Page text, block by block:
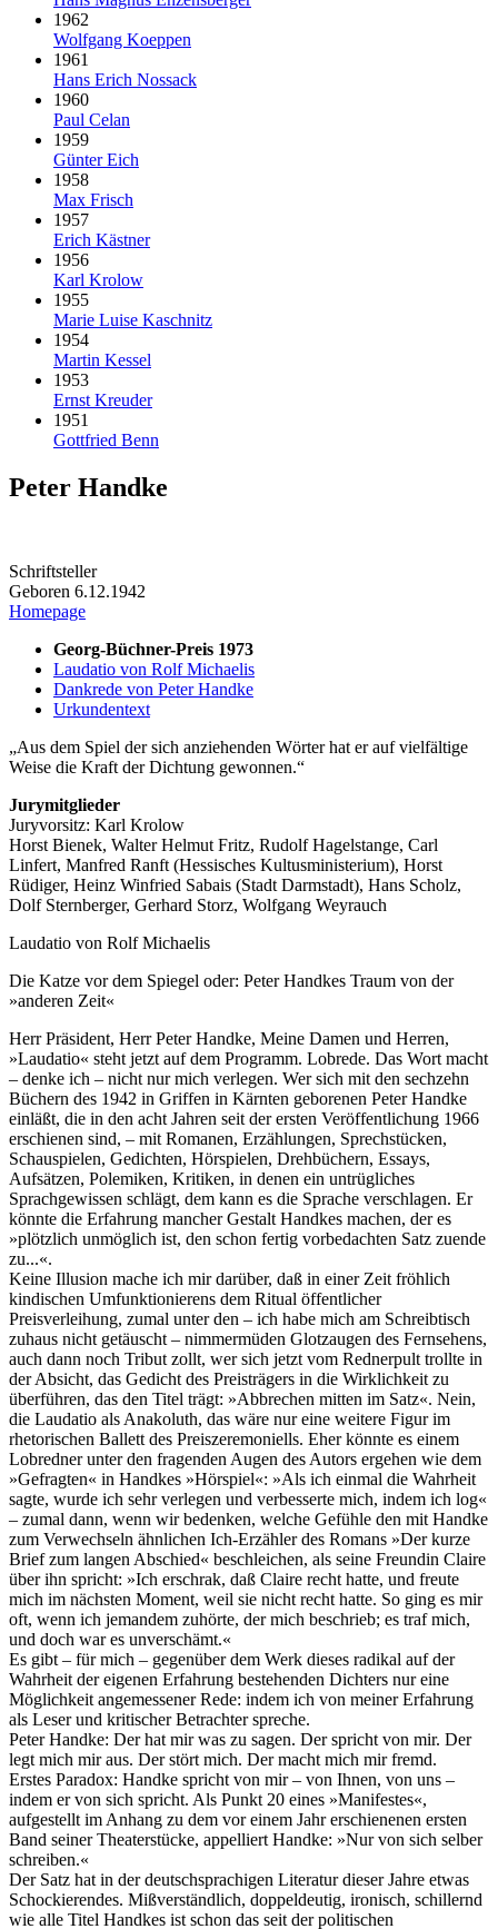
1962
Wolfgang Koeppen
1961
Hans Erich Nossack
1960
Paul Celan
1959
Günter Eich
1958
Max Frisch
1957
Erich Kästner
1956
Karl Krolow
1955
Marie Luise Kaschnitz
1954
Martin Kessel
1953
Ernst Kreuder
1951
Gottfried Benn
Peter Handke
Schriftsteller
Geboren 6.12.1942
Homepage
Georg-Büchner-Preis 1973
Laudatio von Rolf Michaelis
Dankrede von Peter Handke
Urkundentext
Aus dem Spiel der sich anziehenden Wörter hat er auf vielfältige
Weise die Kraft der Dichtung gewonnen.
Jurymitglieder
Juryvorsitz: Karl Krolow
Horst Bienek, Walter Helmut Fritz, Rudolf Hagelstange, Carl
Linfert, Manfred Ranft (Hessisches Kultusministerium), Horst
Rüdiger, Heinz Winfried Sabais (Stadt Darmstadt), Hans Scholz,
Dolf Sternberger, Gerhard Storz, Wolfgang Weyrauch
Laudatio von Rolf Michaelis
Die Katze vor dem Spiegel oder: Peter Handkes Traum von der
»anderen Zeit«
Herr Präsident, Herr Peter Handke, Meine Damen und Herren,
»Laudatio« steht jetzt auf dem Programm. Lobrede. Das Wort macht
– denke ich – nicht nur mich verlegen. Wer sich mit den sechzehn
Büchern des 1942 in Griffen in Kärnten geborenen Peter Handke
einläßt, die in den acht Jahren seit der ersten Veröffentlichung 1966
erschienen sind, – mit Romanen, Erzählungen, Sprechstücken,
Schauspielen, Gedichten, Hörspielen, Drehbüchern, Essays,
Aufsätzen, Polemiken, Kritiken, in denen ein untrügliches
Sprachgewissen schlägt, dem kann es die Sprache verschlagen. Er
könnte die Erfahrung mancher Gestalt Handkes machen, der es
»plötzlich unmöglich ist, den schon fertig vorbedachten Satz zuende
zu...«.
Keine Illusion mache ich mir darüber, daß in einer Zeit fröhlich
kindischen Umfunktionierens dem Ritual öffentlicher
Preisverleihung, zumal unter den – ich habe mich am Schreibtisch
zuhaus nicht getäuscht – nimmermüden Glotzaugen des Fernsehens,
auch dann noch Tribut zollt, wer sich jetzt vom Rednerpult trollte in
der Absicht, das Gedicht des Preisträgers in die Wirklichkeit zu
überführen, das den Titel trägt: »Abbrechen mitten im Satz«. Nein,
die Laudatio als Anakoluth, das wäre nur eine weitere Figur im
rhetorischen Ballett des Preiszeremoniells. Eher könnte es einem
Lobredner unter den fragenden Augen des Autors ergehen wie dem
»Gefragten« in Handkes »Hörspiel«: »Als ich einmal die Wahrheit
sagte, wurde ich sehr verlegen und verbesserte mich, indem ich log«
– zumal dann, wenn wir bedenken, welche Gefühle den mit Handke
zum Verwechseln ähnlichen Ich-Erzähler des Romans »Der kurze
Brief zum langen Abschied« beschleichen, als seine Freundin Claire
über ihn spricht: »Ich erschrak, daß Claire recht hatte, und freute
mich im nächsten Moment, weil sie nicht recht hatte. So ging es mir
oft, wenn ich jemandem zuhörte, der mich beschrieb; es traf mich,
und doch war es unverschämt.«
Es gibt – für mich – gegenüber dem Werk dieses radikal auf der
Wahrheit der eigenen Erfahrung bestehenden Dichters nur eine
Möglichkeit angemessener Rede: indem ich von meiner Erfahrung
als Leser und kritischer Betrachter spreche.
Peter Handke: Der hat mir was zu sagen. Der spricht von mir. Der
legt mich mir aus. Der stört mich. Der macht mich mir fremd.
Erstes Paradox: Handke spricht von mir – von Ihnen, von uns –
indem er von sich spricht. Als Punkt 20 eines »Manifestes«,
aufgestellt im Anhang zu dem vor einem Jahr erschienenen ersten
Band seiner Theaterstücke, appelliert Handke: »Nur von sich selber
schreiben.«
Der Satz hat in der deutschsprachigen Literatur dieser Jahre etwas
Schockierendes. Mißverständlich, doppeldeutig, ironisch, schillernd
wie alle Titel Handkes ist schon das seit der politischen